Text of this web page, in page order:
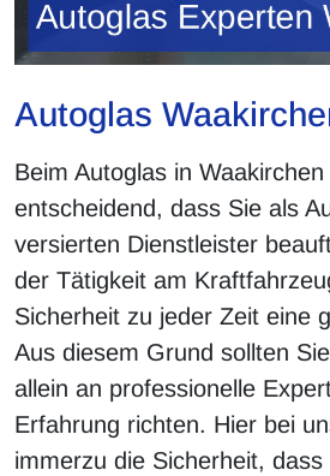
Autoglas
Beim Autoglas in
entscheidend, dass Sie als
versierten Dienstleister
der Tätigkeit am
Sicherheit zu jeder Zeit eine
Aus diesem Grund sollten
allein an professionelle
Erfahrung richten. Hier bei
immerzu die Sicherheit,